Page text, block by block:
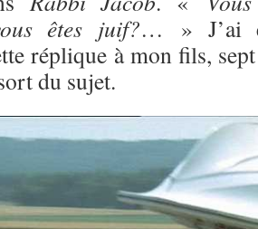
êtes juif?… » J’ai
réplique à mon fils,
du sujet.